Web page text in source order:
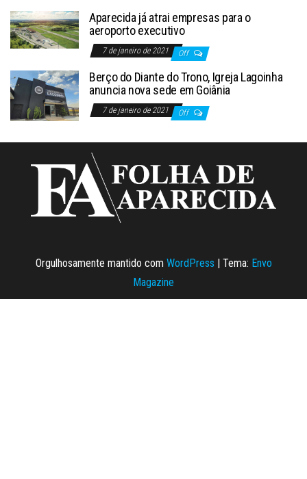
Aparecida já atrai empresas para o
aeroporto executivo
7 de janeiro de 2021 Off
Berço do Diante do Trono, Igreja Lagoinha
anuncia nova sede em Goiânia
7 de janeiro de 2021 Off
Orgulhosamente mantido com WordPress | Tema: Envo
Magazine